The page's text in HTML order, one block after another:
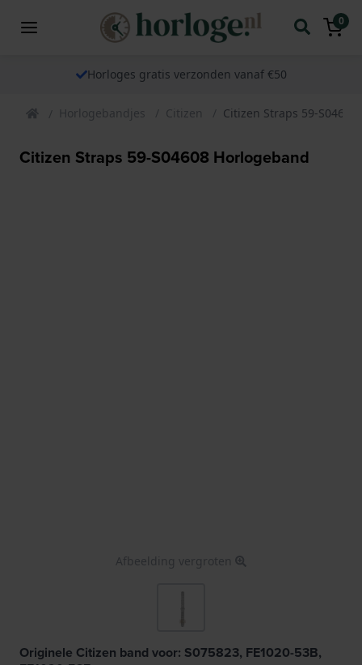
0
Horloges gratis verzonden vanaf €50
Horlogebandjes Citizen Citizen Straps 59-
Citizen Straps 59-S04608 Horlogeband
Afbeelding vergroten
Originele Citizen band voor: S075823, FE1020-53B,